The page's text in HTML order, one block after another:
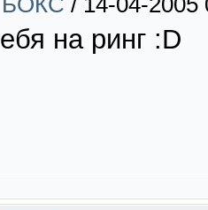
на ринг :D